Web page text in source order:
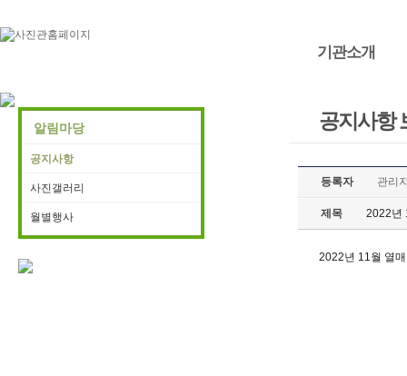
기관소개
알림마당
공지사항
사진갤러리
월별행사
공지사항
등록자 관리
제목 2022년
2022년 11월 열